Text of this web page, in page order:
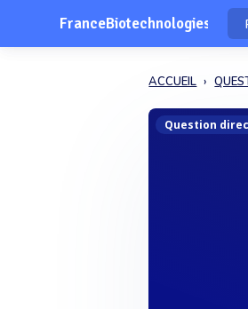
FranceBiotechnologies
ACCUEIL
Question